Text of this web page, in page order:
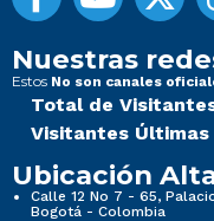
Nuestras
Estos No son canales
Total de
Visitantes Últimas
Ubicación
Calle 12 No 7 - 65,
Bogotá - Colombia